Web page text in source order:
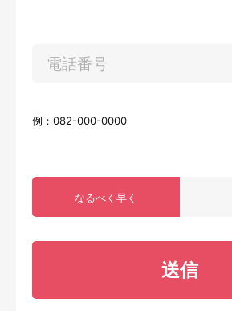
例：082-000-0000
なるべく早く